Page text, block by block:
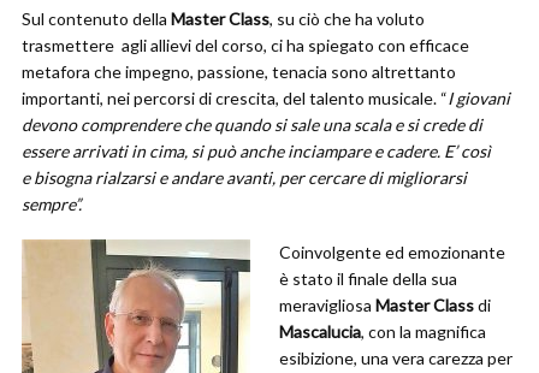
Sul contenuto della Master Class, su ciò che ha voluto
trasmettere agli allievi del corso, ci ha spiegato con efficace
metafora che impegno, passione, tenacia sono altrettanto
importanti, nei percorsi di crescita, del talento musicale. “I giovani
devono comprendere che quando si sale una scala e si crede di
essere arrivati in cima, si può anche inciampare e cadere. E’ così
e bisogna rialzarsi e andare avanti, per cercare di migliorarsi
sempre”.
Coinvolgente ed emozionante
è stato il finale della sua
meravigliosa Master Classdi
Mascalucia, con la magnifica
esibizione, una vera carezza per